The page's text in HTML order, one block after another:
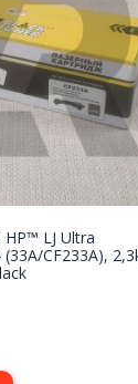
LJ Ultra
CF233A),